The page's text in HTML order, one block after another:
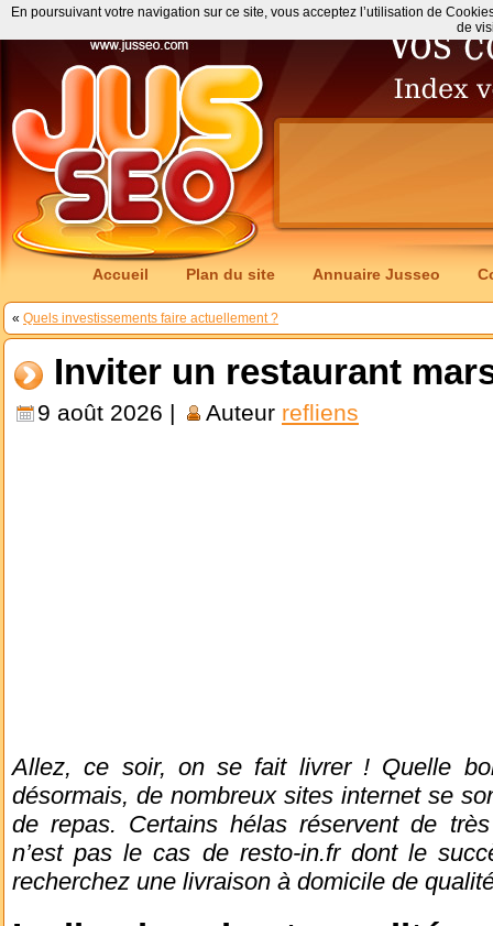
Accueil Plan du site Annuaire Jusseo
« Quels investissements faire actuellement ?
Inviter un restaurant
9 août 2026 | Auteur refliens
Allez, ce soir, on se fait livrer ! Quelle
désormais, de nombreux sites internet se
de repas. Certains hélas réservent de
n’est pas le cas de resto-in.fr dont le
recherchez une livraison à domicile de
En poursuivant votre navigation sur ce site, vous acceptez l’utilisation de
de